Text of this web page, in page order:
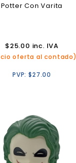
Potter Con Varita
$25.00 inc. IVA
oferta al contado)
PVP:$27.00